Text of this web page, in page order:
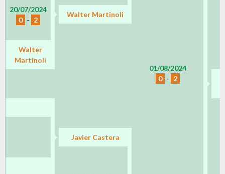
01/08/2024
0 - 2
20/07/2024
0 - 2
Walter Martinoli
Walter
Martinoli
Javier Castera